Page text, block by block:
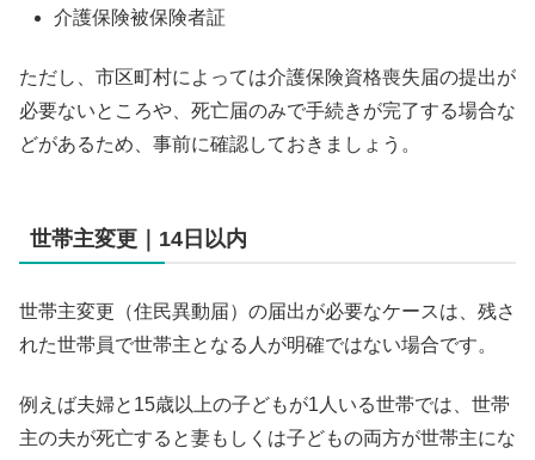
介護保険被保険者証
ただし、市区町村によっては介護保険資格喪失届の提出が
必要ないところや、死亡届のみで手続きが完了する場合な
どがあるため、事前に確認しておきましょう。
世帯主変更｜14日以内
世帯主変更（住民異動届）の届出が必要なケースは、残さ
れた世帯員で世帯主となる人が明確ではない場合です。
例えば夫婦と15歳以上の子どもが1人いる世帯では、世帯
主の夫が死亡すると妻もしくは子どもの両方が世帯主にな